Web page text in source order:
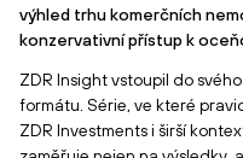
výhled trhu komerčních
konzervativní přístup k
ZDR Insight vstoupil do
formátu. Série, ve které
ZDR Investments i širší